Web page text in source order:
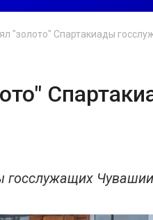
"золото" Спартакиады
Чувашии